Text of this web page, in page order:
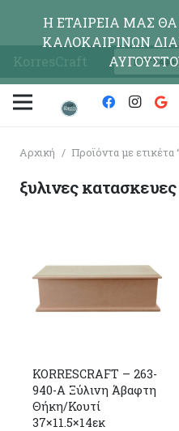
KorresCraft
Αρχική / Προϊόντα με ετικέτα
ξυλινες κατασκευες
KORRESCRAFT – 263-
940-Α Ξύλινη Άβαφτη
Θήκη/Κουτί
37×11.5×14εκ
Η ΕΤΑΙΡΕΙΑ ΜΑΣ ΘΑ
ΚΑΛΟΚΑΙΡΙΝΩΝ